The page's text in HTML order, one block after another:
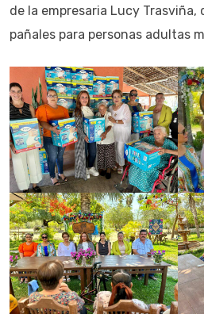
de la empresaria Lucy
pañales para personas adultas